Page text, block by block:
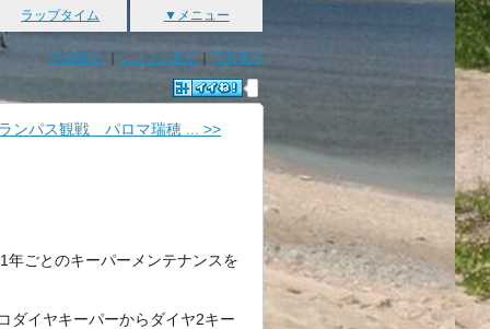
ラップタイム ▼メニュー
詳細表示 シンプル表示 写真表示
ンパス観戦 パロマ瑞穂 ... >>
年ごとのキーパーメンテナンスを
ダイヤキーパーからダイヤ2キー